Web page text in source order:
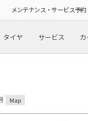
メンテナンス・サービス予約
タイヤ サービス
Map